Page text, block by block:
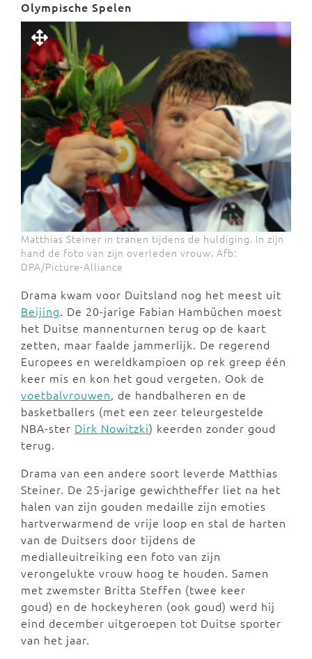
Olympische Spelen
Matthias Steiner in tranen tijdens de huldiging. In zijn
hand de foto van zijn overleden vrouw. Afb:
DPA/Picture-Alliance
Drama kwam voor Duitsland nog het meest uit
Beijing. De 20-jarige Fabian Hambüchen moest
het Duitse mannenturnen terug op de kaart
zetten, maar faalde jammerlijk. De regerend
Europees en wereldkampioen op rek greep één
keer mis en kon het goud vergeten. Ook de
voetbalvrouwen, de handbalheren en de
basketballers (met een zeer teleurgestelde
NBA-ster Dirk Nowitzki) keerden zonder goud
terug.
Drama van een andere soort leverde Matthias
Steiner. De 25-jarige gewichtheffer liet na het
halen van zijn gouden medaille zijn emoties
hartverwarmend de vrije loop en stal de harten
van de Duitsers door tijdens de
medialleuitreiking een foto van zijn
verongelukte vrouw hoog te houden. Samen
met zwemster Britta Steffen (twee keer
goud) en de hockeyheren (ook goud) werd hij
eind december uitgeroepen tot Duitse sporter
van het jaar.